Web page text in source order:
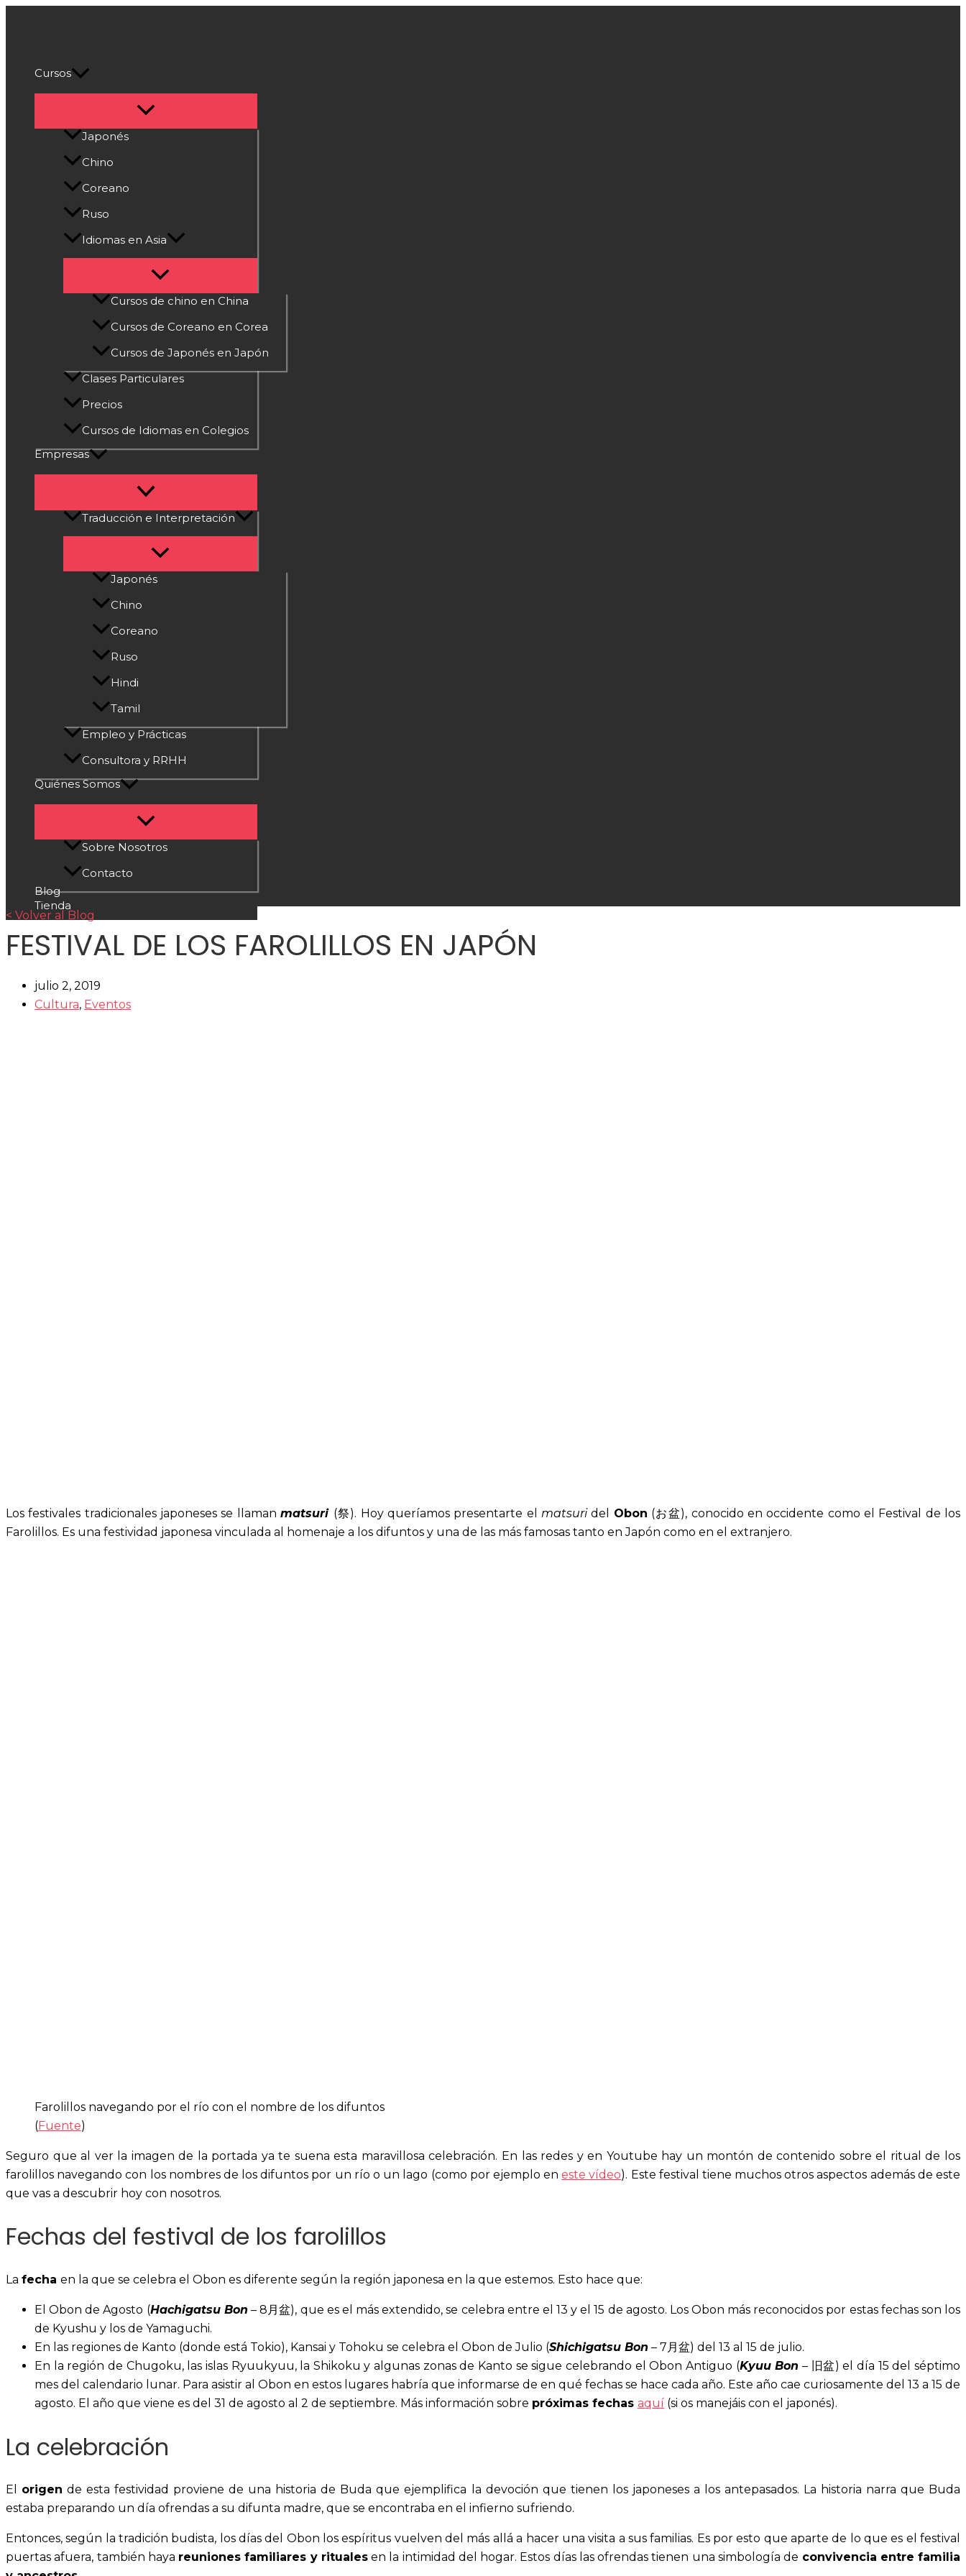
Ir
Cursos
Alternar
Japonés
Chino
Coreano
Ruso
Idiomas en Asia
Alternar
Cursos de chino en China
Cursos de Coreano en Corea
Cursos de Japonés en Japón
Clases Particulares
Precios
Cursos de Idiomas en Colegios
Empresas
Alternar
Traducción e Interpretación
Alternar
Japonés
Chino
Coreano
Ruso
Hindi
Tamil
Empleo y Prácticas
Consultora y RRHH
Quiénes Somos
Alternar
Sobre Nosotros
Contacto
Blog
Tienda
< Volver al Blog
FESTIVAL DE LOS FAROLILLOS EN JAPÓN
julio 2, 2019
Cultura, Eventos
Los festivales tradicionales japoneses se llamanmatsuri (祭). Hoy queríamos presentarte elmatsuridel Obon (お盆), conocido en occidente como el Festival de los
Farolillos. Es una festividad japonesa vinculada al homenaje a los difuntos y una de las más famosas tanto en Japón como en el extranjero.
Farolillos navegando por el río con el nombre de los difuntos
(Fuente)
Seguro que al ver la imagen de la portada ya te suena esta maravillosa celebración. En las redes y en Youtube hay un montón de contenido sobre el ritual de los
farolillos navegando con los nombres de los difuntos por un río o un lago (como por ejemplo eneste vídeo). Este festival tiene muchos otros aspectos además de este
que vas a descubrir hoy con nosotros.
Fechas del festival de los farolillos
La fecha en la que se celebra el Obon es diferente según la región japonesa en la que estemos. Esto hace que:
El Obon de Agosto (Hachigatsu Bon– 8月盆), que es el más extendido, se celebra entre el 13 y el 15 de agosto. Los Obon más reconocidos por estas fechas son los
de Kyushu y los de Yamaguchi.
En las regiones de Kanto (donde está Tokio), Kansai y Tohoku se celebra el Obon de Julio (Shichigatsu Bon – 7月盆) del 13 al 15 de julio.
En la región de Chugoku, las islas Ryuukyuu, la Shikoku y algunas zonas de Kanto se sigue celebrando el Obon Antiguo (Kyuu Bon – 旧盆) el día 15 del séptimo
mes del calendario lunar. Para asistir al Obon en estos lugares habría que informarse de en qué fechas se hace cada año. Este año cae curiosamente del 13 a 15 de
agosto. El año que viene es del 31 de agosto al 2 de septiembre. Más información sobre próximas fechas aquí (si os manejáis con el japonés).
La celebración
El origen de esta festividad proviene de una historia de Buda que ejemplifica la devoción que tienen los japoneses a los antepasados. La historia narra que Buda
estaba preparando un día ofrendas a su difunta madre, que se encontraba en el infierno sufriendo.
Entonces, según la tradición budista, los días del Obon los espíritus vuelven del más allá a hacer una visita a sus familias. Es por esto que aparte de lo que es el festival
puertas afuera, también haya reuniones familiares y ritualesen la intimidad del hogar. Estos días las ofrendas tienen una simbología de convivencia entre familia